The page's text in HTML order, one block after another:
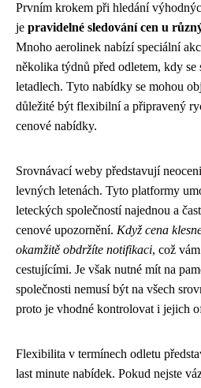
Prvním krokem při hledání
je pravidelné sledování cen u
Mnoho aerolinek nabízí speciální
několika týdnů před odletem, kdy
letadlech. Tyto nabídky se mohou
důležité být flexibilní a připravený
cenové nabídky.
Srovnávací weby představují
levných letenách. Tyto platformy
leteckých společností najednou a
cenové upozornění. Když cena
okamžitě obdržíte notifikaci, což
cestujícími. Je však nutné mít na
společnosti nemusí být na všech
proto je vhodné kontrolovat i jejich
Flexibilita v termínech odletu
last minute nabídek. Pokud nejste